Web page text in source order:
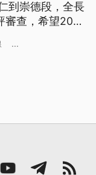
到崇德段，全長
查，希望2032
，容易有落石
...